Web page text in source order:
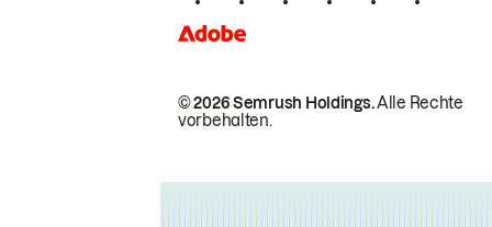
© 2026 Semrush Holdings.Alle Rechte
vorbehalten.